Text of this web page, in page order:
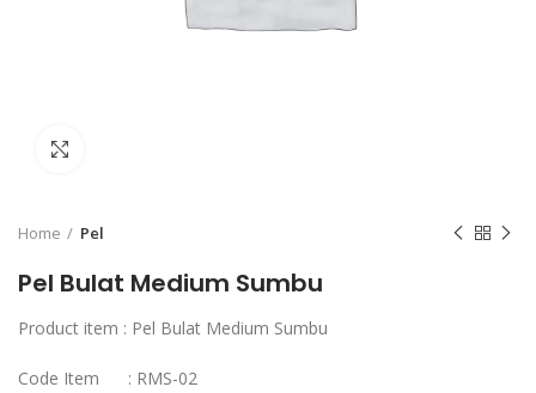
Home Pel
Pel Bulat Medium Sumbu
Product item : Pel Bulat Medium Sumbu
Code Item : RMS-02